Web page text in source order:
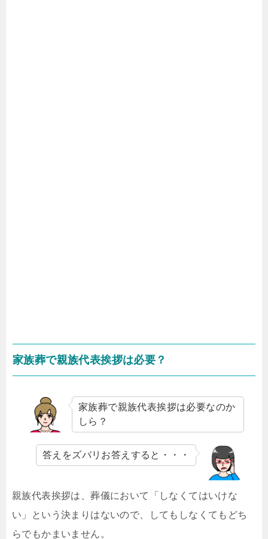
家族葬で親族代表挨拶は必要？
家族葬で親族代表挨拶は必要なのか
しら？
答えをズバリお答えすると・・・
親族代表挨拶は、葬儀において「しなくてはいけな
い」という決まりはないので、してもしなくてもどち
らでもかまいません。